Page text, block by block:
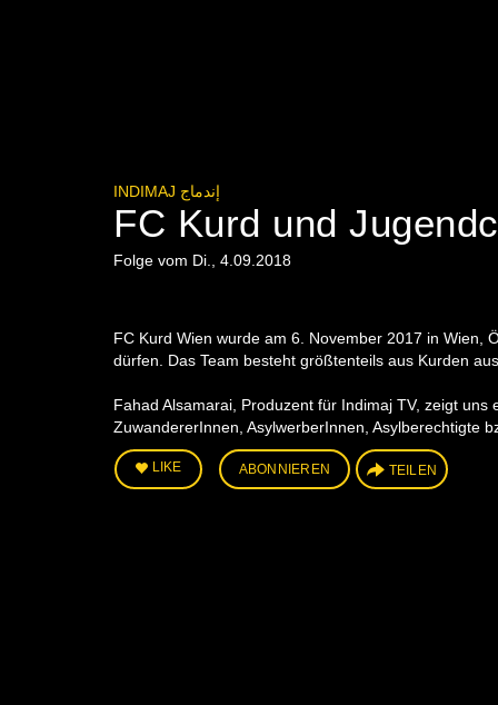
INDIMAJ إندماج
FC Kurd und
Folge vom Di., 4.09.2018
FC Kurd Wien wurde am 6. November 2017 in Wien,
dürfen. Das Team besteht größtenteils aus Kurden
Fahad Alsamarai, Produzent für Indimaj TV, zeigt
ZuwandererInnen, AsylwerberInnen, Asylberechtigte
LIKE ABONNIEREN TEILEN